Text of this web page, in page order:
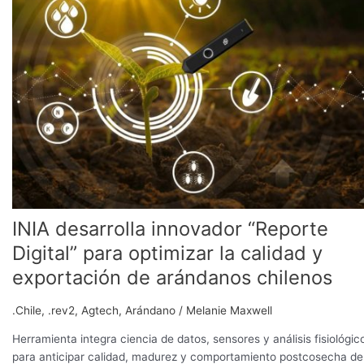
INIA desarrolla innovador “Reporte
Digital” para optimizar la calidad y
exportación de arándanos chilenos
.Chile, .rev2, Agtech, Arándano / Melanie Maxwell
Herramienta integra ciencia de datos, sensores y análisis
para anticipar calidad, madurez y comportamiento postcosecha
innovador
“Reporte
Digital”
para
optimizar
la
calidad
y
exportación
de
arándanos
chilenos